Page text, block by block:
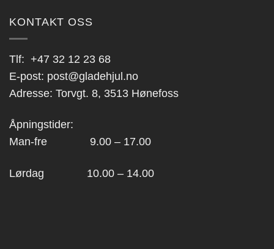
KONTAKT OSS
Tlf: +47 32 12 23 68
E-post: post@gladehjul.no
Adresse: Torvgt. 8, 3513 Hønefoss
Åpningstider:
Man-fre 9.00 – 17.00
Lørdag 10.00 – 14.00